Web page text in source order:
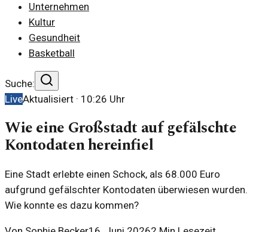
Unternehmen
Kultur
Gesundheit
Basketball
Suche:
LiveAktualisiert · 10:26 Uhr
Wie eine Großstadt auf gefälschte
Kontodaten hereinfiel
Eine Stadt erlebte einen Schock, als 68.000 Euro
aufgrund gefälschter Kontodaten überwiesen wurden.
Wie konnte es dazu kommen?